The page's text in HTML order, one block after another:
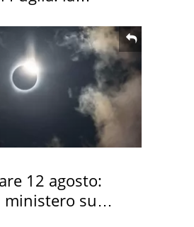
12 agosto:
ministero su